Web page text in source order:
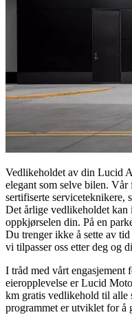
Vedlikeholdet av din Lucid
elegant som selve bilen.
sertifiserte serviceteknikere,
Det årlige vedlikeholdet kan
oppkjørselen din. På en
Du trenger ikke å sette av
vi tilpasser oss etter deg og
I tråd med vårt engasjement
eieropplevelse er Lucid
km gratis vedlikehold til
programmet er utviklet for å